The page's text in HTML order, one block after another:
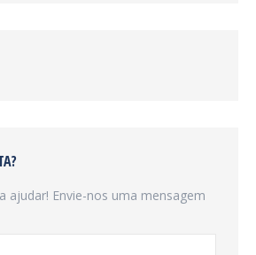
ajudar! Envie-nos uma mensagem